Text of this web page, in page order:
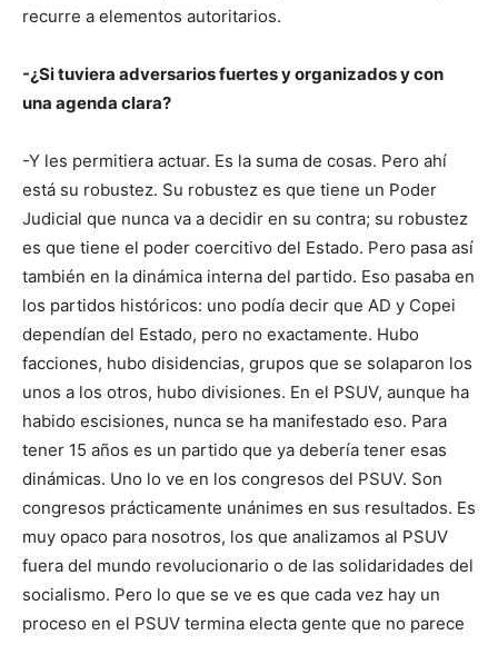
recurre a elementos autoritarios.
-¿Si tuviera adversarios fuertes y organizados y con
una agenda clara?
-Y les permitiera actuar. Es la suma de cosas. Pero ahí
está su robustez. Su robustez es que tiene un Poder
Judicial que nunca va a decidir en su contra; su robustez
es que tiene el poder coercitivo del Estado. Pero pasa así
también en la dinámica interna del partido. Eso pasaba en
los partidos históricos: uno podía decir que AD y Copei
dependían del Estado, pero no exactamente. Hubo
facciones, hubo disidencias, grupos que se solaparon los
unos a los otros, hubo divisiones. En el PSUV, aunque ha
habido escisiones, nunca se ha manifestado eso. Para
tener 15 años es un partido que ya debería tener esas
dinámicas. Uno lo ve en los congresos del PSUV. Son
congresos prácticamente unánimes en sus resultados. Es
muy opaco para nosotros, los que analizamos al PSUV
fuera del mundo revolucionario o de las solidaridades del
socialismo. Pero lo que se ve es que cada vez hay un
proceso en el PSUV termina electa gente que no parece